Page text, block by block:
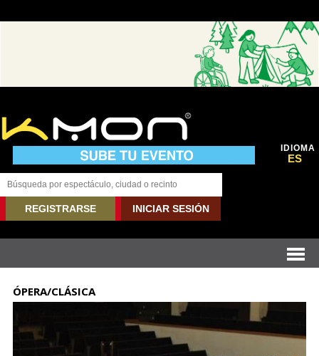
IDIOMA
ES
REGISTRARSE INICIAR SESIÓN
ÓPERA/CLÁSICA